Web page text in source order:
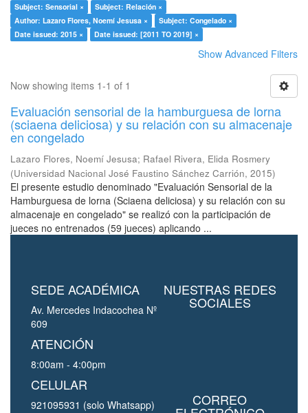
Subject: Sensorial ×
Subject: Relación ×
Author: Lazaro Flores, Noemí Jesusa ×
Subject: Congelado ×
Date issued: 2015 ×
Date issued: [2011 TO 2019] ×
Show Advanced Filters
Now showing items 1-1 of 1
Evaluación sensorial de la hamburguesa de lorna
(sciaena deliciosa) y su relación con su almacenaje
en congelado
Lazaro Flores, Noemí Jesusa; Rafael Rivera, Elida Rosmery
(Universidad Nacional José Faustino Sánchez Carrión, 2015)
El presente estudio denominado "Evaluación Sensorial de la
Hamburguesa de lorna (Sciaena deliciosa) y su relación con su
almacenaje en congelado" se realizó con la participación de
jueces no entrenados (59 jueces) aplicando ...
SEDE ACADÉMICA
Av. Mercedes Indacochea Nº
609
ATENCIÓN
8:00am - 4:00pm
CELULAR
921095931 (solo Whatsapp)
NUESTRAS REDES
SOCIALES
CORREO